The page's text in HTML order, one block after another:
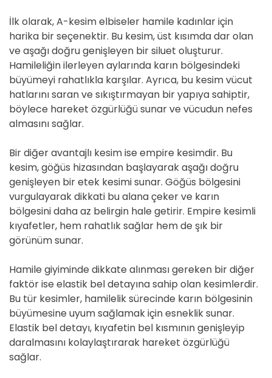
İlk olarak, A-kesim elbiseler hamile kadınlar için
harika bir seçenektir. Bu kesim, üst kısımda dar olan
ve aşağı doğru genişleyen bir siluet oluşturur.
Hamileliğin ilerleyen aylarında karın bölgesindeki
büyümeyi rahatlıkla karşılar. Ayrıca, bu kesim vücut
hatlarını saran ve sıkıştırmayan bir yapıya sahiptir,
böylece hareket özgürlüğü sunar ve vücudun nefes
almasını sağlar.
Bir diğer avantajlı kesim ise empire kesimdir. Bu
kesim, göğüs hizasından başlayarak aşağı doğru
genişleyen bir etek kesimi sunar. Göğüs bölgesini
vurgulayarak dikkati bu alana çeker ve karın
bölgesini daha az belirgin hale getirir. Empire kesimli
kıyafetler, hem rahatlık sağlar hem de şık bir
görünüm sunar.
Hamile giyiminde dikkate alınması gereken bir diğer
faktör ise elastik bel detayına sahip olan kesimlerdir.
Bu tür kesimler, hamilelik sürecinde karın bölgesinin
büyümesine uyum sağlamak için esneklik sunar.
Elastik bel detayı, kıyafetin bel kısmının genişleyip
daralmasını kolaylaştırarak hareket özgürlüğü
sağlar.